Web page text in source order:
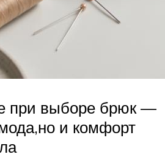
при выборе брюк —
и комфорт